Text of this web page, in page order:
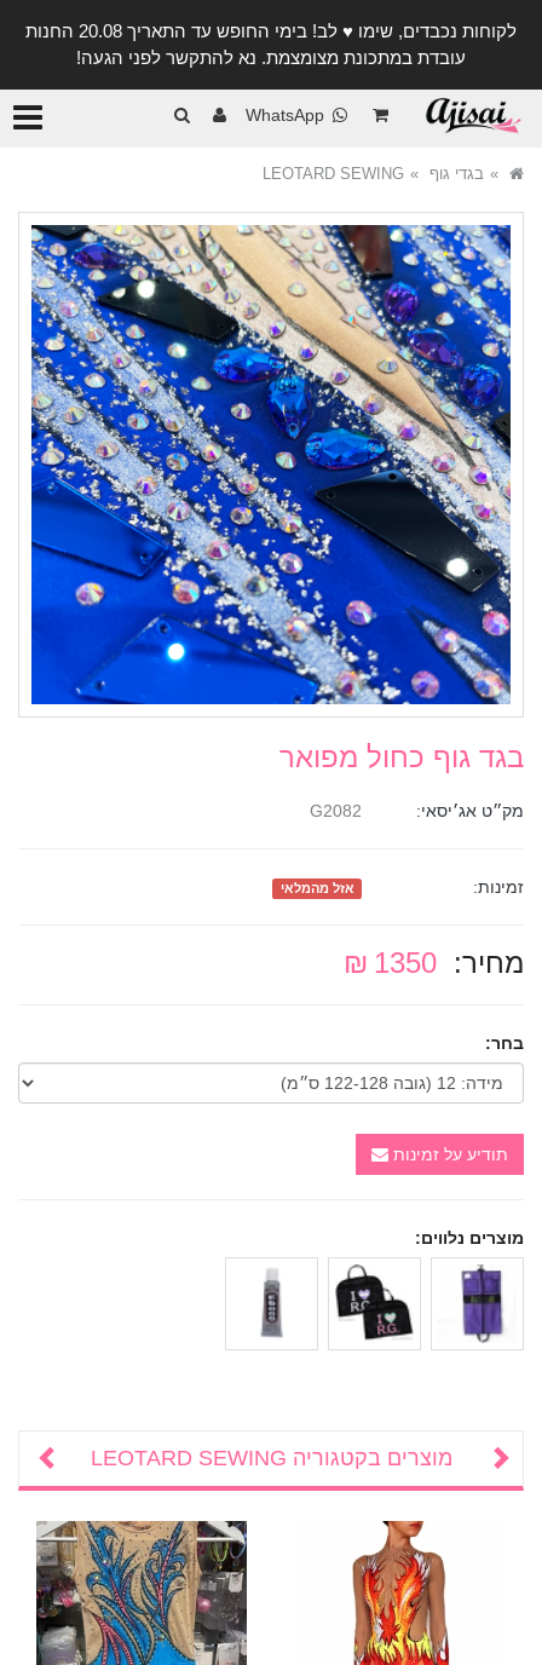
לקוחות נכבדים, שימו ♥️ לב! בימי החופש עד התאריך 20.08 החנות
עובדת במתכונת מצומצמת. נא להתקשר לפני הגעה!
WhatsApp
בגדי גוף LEOTARD SEWING
בגד גוף כחול מפואר
מק״ט אג׳יסאי:
זמינות: אזל מהמלאי
מחיר: 1350 ₪
בחר:
תודיע על זמינות
מוצרים נלווים:
מוצרים בקטגוריה LEOTARD SEWING